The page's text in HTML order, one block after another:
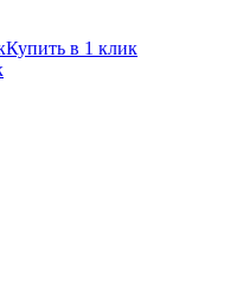
Купить в 1 клик